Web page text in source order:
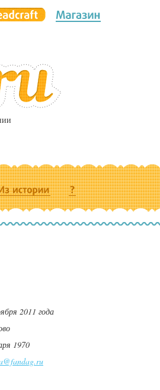
2011 года
1970